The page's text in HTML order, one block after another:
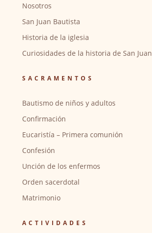
Nosotros
San Juan Bautista
Historia de la iglesia
Curiosidades de la historia de San Juan
SACRAMENTOS
Bautismo de niños y adultos
Confirmación
Eucaristía – Primera comunión
Confesión
Unción de los enfermos
Orden sacerdotal
Matrimonio
ACTIVIDADES